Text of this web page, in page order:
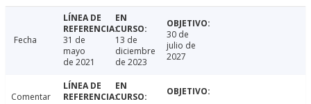
Fecha
31 de
mayo
de 2021
13 de
diciembre
de 2023
30 de
julio de
2027
Comentar